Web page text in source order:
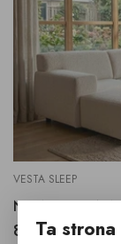
VESTA SLEEP
8 721,- zł
Ta